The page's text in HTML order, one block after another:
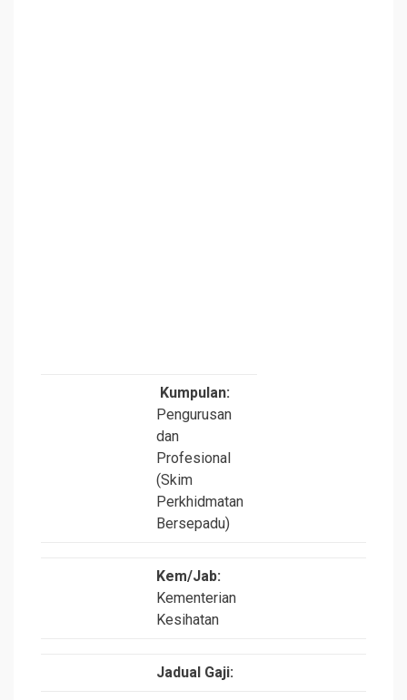
Kumpulan:
Pengurusan
dan
Profesional
(Skim
Perkhidmatan
Bersepadu)
Kem/Jab:
Kementerian
Kesihatan
Jadual Gaji: